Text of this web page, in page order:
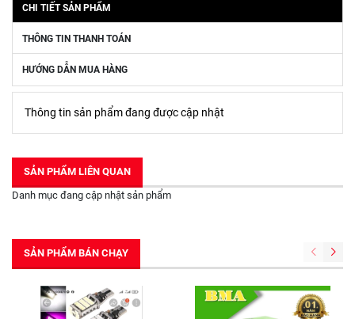
CHI TIẾT SẢN PHẨM
THÔNG TIN THANH TOÁN
HƯỚNG DẪN MUA HÀNG
Thông tin sản phẩm đang được cập nhật
SẢN PHẨM LIÊN QUAN
Danh mục đang cập nhật sản phẩm
SẢN PHẨM BÁN CHẠY